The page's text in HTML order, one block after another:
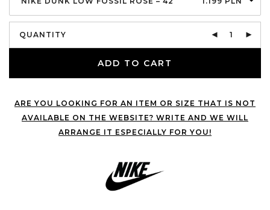
QUANTITY
ADD TO CART
ARE YOU LOOKING FOR AN ITEM OR SIZE THAT IS NOT
AVAILABLE ON THE WEBSITE? WRITE AND WE WILL
ARRANGE IT ESPECIALLY FOR YOU!